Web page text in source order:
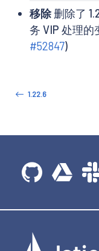
移除删除了
务 VIP 处理的
#52847)
1.22.6